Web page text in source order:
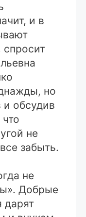
и в
но
обсудив
не
забыть.
не
Добрые
дарят